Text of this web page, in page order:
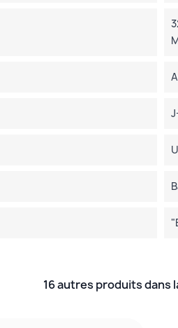
16 autres produits dans